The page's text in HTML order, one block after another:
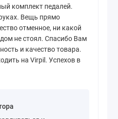
комплект педалей.
Вещь прямо
отменное, ни какой
не стоял. Спасибо Вам
и качество товара.
на Virpil. Успехов в